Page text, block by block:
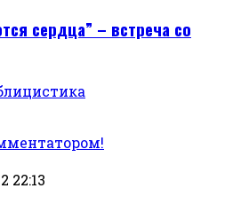
сердца” – встреча со
22:13